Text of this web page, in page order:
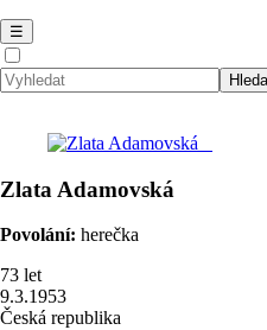
☰
Zlata Adamovská
Povolání: herečka
73 let
9.3.1953
Česká republika